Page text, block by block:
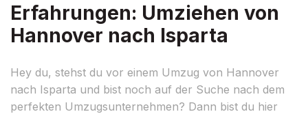
Erfahrungen: Umziehen von
Hannover nach Isparta
Hey du, stehst du vor einem Umzug von Hannover
nach Isparta und bist noch auf der Suche nach dem
perfekten Umzugsunternehmen? Dann bist du hier